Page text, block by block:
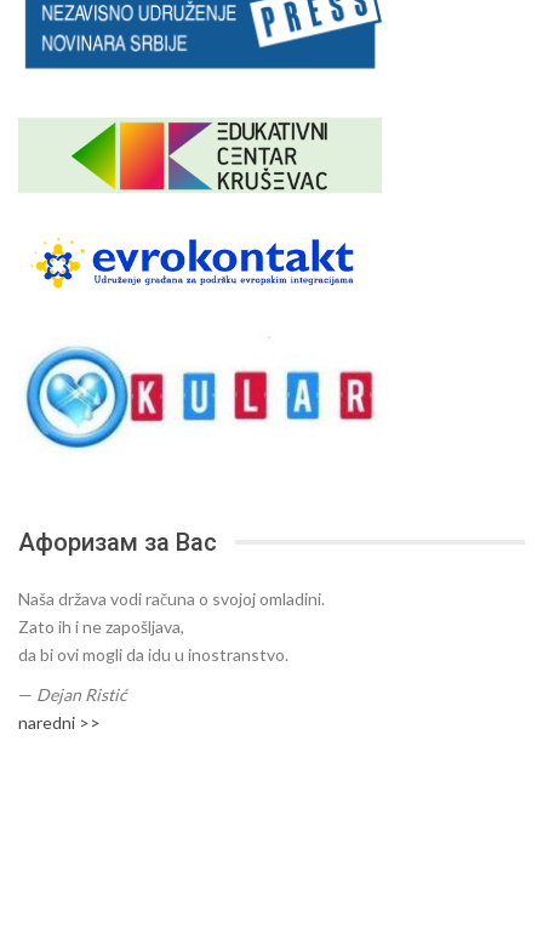
Афоризам за Вас
Naša država vodi računa o svojoj omladini.
Zato ih i ne zapošljava,
da bi ovi mogli da idu u inostranstvo.
— Dejan Ristić
naredni >>